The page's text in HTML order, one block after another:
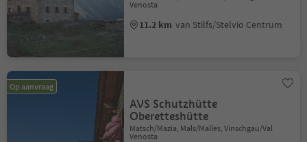
Venosta
11.2 km van Stilfs/Stelvio Centrum
Op aanvraag
AVS Schutzhütte
Oberetteshütte
Matsch/Mazia, Mals/Malles, Vinschgau/Val
Venosta